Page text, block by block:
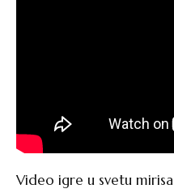
Video igre u svetu mirisa